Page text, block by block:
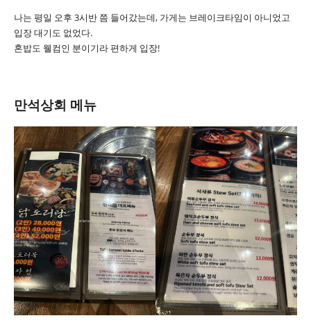
나는 평일 오후 3시반 쯤 들어갔는데, 가게는 브레이크타임이 아니었고
입장 대기도 없었다.
혼밥도 웰컴인 분이기라 편하게 입장!
만석상회 메뉴